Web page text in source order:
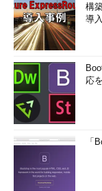
構
導
応
「